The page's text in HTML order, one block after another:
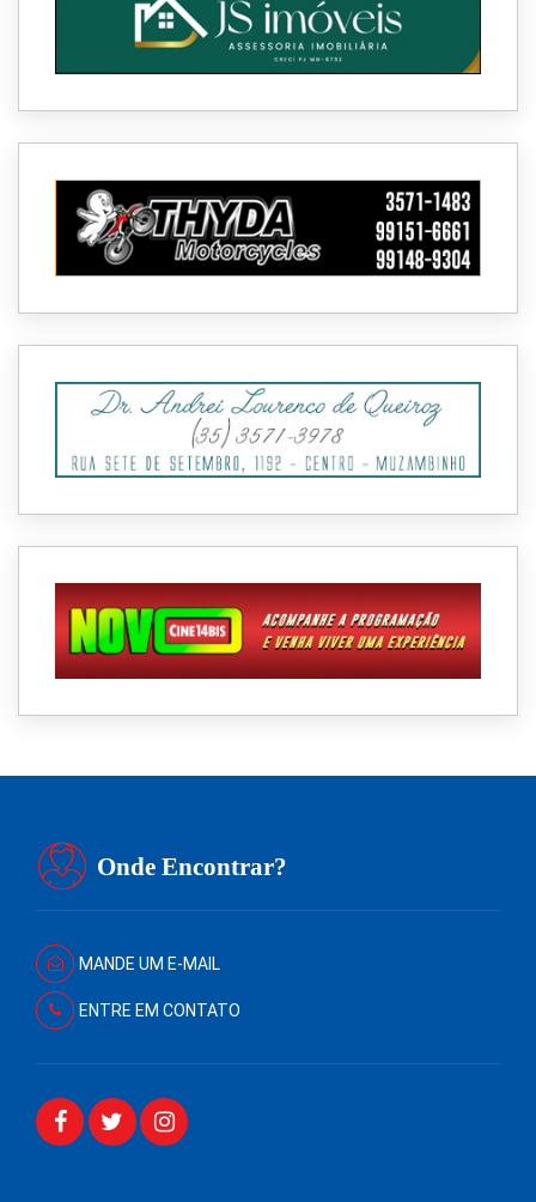
Onde Encontrar?
MANDE UM E-MAIL
ENTRE EM CONTATO